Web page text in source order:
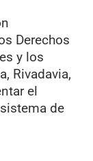
Derechos
y los
Rivadavia,
el
de